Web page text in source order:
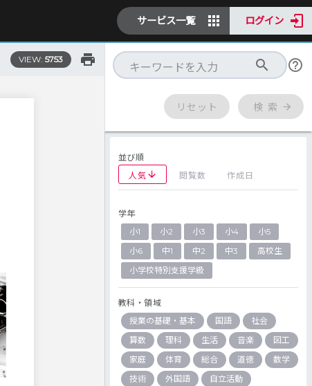
サービス一覧 ログイン
VIEW: 5753
リセット 検 索
並び順
人気
閲覧数 作成日
学年
小1
小2 小3 小4
小5
小6
中1 中2 中3
高校生
小学校特別支援学級
教科・領域
授業の基礎・基本
国語
社会
算数
理科 生活 音楽
図工
家庭
体育 総合 道徳
数学
技術
外国語 自立活動